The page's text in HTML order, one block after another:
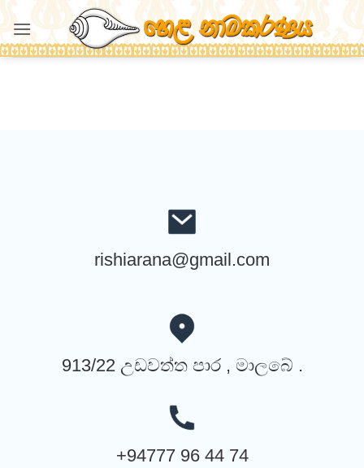
content
rishiarana@gmail.com
913/22 උඩවත්ත පාර , මාලබේ .
+94777 96 44 74